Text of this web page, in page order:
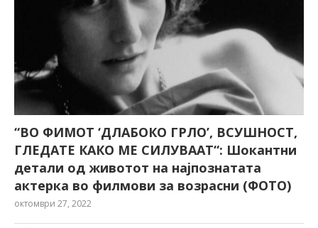
“ВО ФИМОТ ‘ДЛАБОКО ГРЛО’, ВСУШНОСТ,
ГЛЕДАТЕ КАКО МЕ СИЛУВААТ“: Шокантни
детали од животот на најпознатата
актерка во филмови за возрасни (ФОТО)
октомври 27, 2022